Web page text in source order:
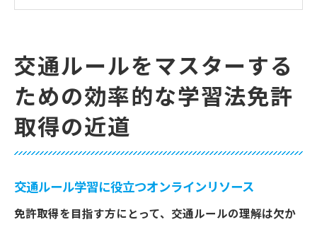
学習時間を最大化するための時間管理術
実践練習で自信を深める方法
免許取得を目指す方必見交通ルール学習のポイ
ント
交通標識の意味と重要性を理解する
事故を未然に防ぐための予防策
交通ルールをマスターする
ための効率的な学習法免許
取得の近道
交通ルール学習に役立つオンラインリソース
免許取得を目指す方にとって、交通ルールの理解は欠か